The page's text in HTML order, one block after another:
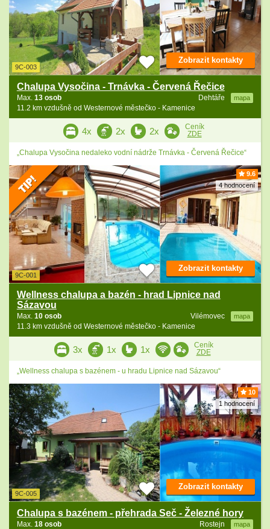
9C-003
Chalupa Vysočina - Trnávka - Červená Řečice
Dehtáře mapa
Max. 13 osob
11.2 km vzdušně od Westernové městečko - Kamenice
Zobrazit kontakty
4x 2x 2x
Ceník
ZDE
„Chalupa Vysočina nedaleko vodní nádrže Trnávka - Červená Řečice“
9.6
4 hodnocení
9C-001
Wellness chalupa a bazén - hrad Lipnice nad
Sázavou
Vilémovec mapa
Max. 10 osob
11.3 km vzdušně od Westernové městečko - Kamenice
Zobrazit kontakty
3x 1x 1x
Ceník
ZDE
„Wellness chalupa s bazénem - u hradu Lipnice nad Sázavou“
10
1 hodnocení
9C-005
Chalupa s bazénem - přehrada Seč - Železné hory
Rostejn mapa
Max. 18 osob
Zobrazit kontakty